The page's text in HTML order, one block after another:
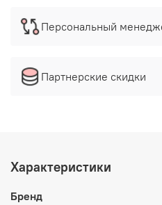
Персональный
Партнерские скидки
Характеристики
Бренд